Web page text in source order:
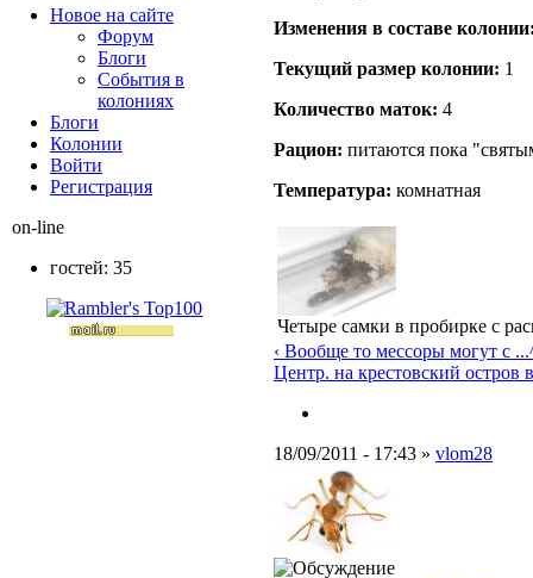
Изменения в составе
Текущий размер кoлонии: 1
Количество маток: 4
Рацион: питаются пока
Температура: комнатная
Четыре самки в пробирке с
‹ Вообще то мессоры могут с ...
Центр. на крестовский остров
18/09/2011 - 17:43 » vlom28
Новое на сайте
Форум
Блоги
События в
колониях
Блоги
Колонии
Войти
Peгиcтpaция
on-line
гостей: 35